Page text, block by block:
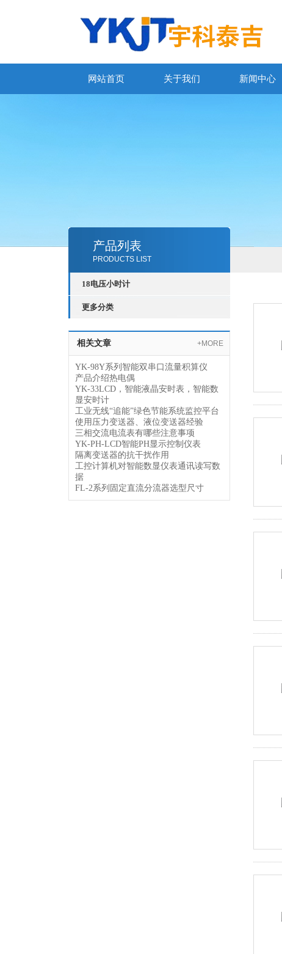
网站首页 关于我们 新闻中心
产品列表
PRODUCTS LIST
18电压小时计
更多分类
相关文章 +MORE
YK-98Y系列智能双串口流量积算仪
产品介绍热电偶
YK-33LCD，智能液晶安时表，智能数
显安时计
工业无线“追能”绿色节能系统监控平台
使用压力变送器、液位变送器经验
三相交流电流表有哪些注意事项
YK-PH-LCD智能PH显示控制仪表
隔离变送器的抗干扰作用
工控计算机对智能数显仪表通讯读写数
据
FL-2系列固定直流分流器选型尺寸